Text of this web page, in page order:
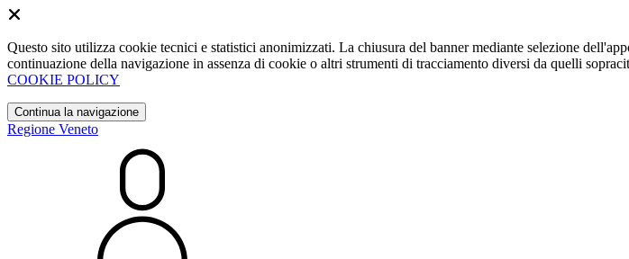
Questo sito utilizza cookie tecnici e statistici anonimizzati. La chiusura del banner mediante selezione
continuazione della navigazione in assenza di cookie o altri strumenti di tracciamento diversi da quelli
COOKIE POLICY
Continua la navigazione
Regione Veneto